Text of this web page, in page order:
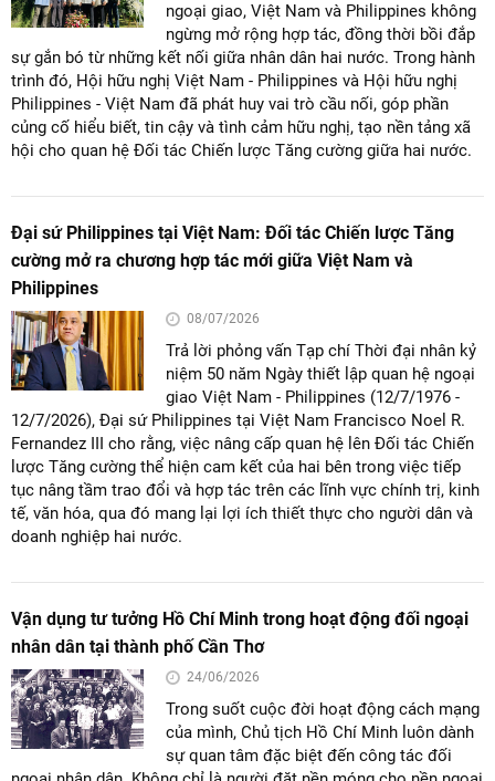
ngoại giao, Việt Nam và Philippines không
ngừng mở rộng hợp tác, đồng thời bồi đắp
sự gắn bó từ những kết nối giữa nhân dân hai nước. Trong hành
trình đó, Hội hữu nghị Việt Nam - Philippines và Hội hữu nghị
Philippines - Việt Nam đã phát huy vai trò cầu nối, góp phần
củng cố hiểu biết, tin cậy và tình cảm hữu nghị, tạo nền tảng xã
hội cho quan hệ Đối tác Chiến lược Tăng cường giữa hai nước.
Đại sứ Philippines tại Việt Nam: Đối tác Chiến lược Tăng
cường mở ra chương hợp tác mới giữa Việt Nam và
Philippines
08/07/2026
Trả lời phỏng vấn Tạp chí Thời đại nhân kỷ
niệm 50 năm Ngày thiết lập quan hệ ngoại
giao Việt Nam - Philippines (12/7/1976 -
12/7/2026), Đại sứ Philippines tại Việt Nam Francisco Noel R.
Fernandez III cho rằng, việc nâng cấp quan hệ lên Đối tác Chiến
lược Tăng cường thể hiện cam kết của hai bên trong việc tiếp
tục nâng tầm trao đổi và hợp tác trên các lĩnh vực chính trị, kinh
tế, văn hóa, qua đó mang lại lợi ích thiết thực cho người dân và
doanh nghiệp hai nước.
Vận dụng tư tưởng Hồ Chí Minh trong hoạt động đối ngoại
nhân dân tại thành phố Cần Thơ
24/06/2026
Trong suốt cuộc đời hoạt động cách mạng
của mình, Chủ tịch Hồ Chí Minh luôn dành
sự quan tâm đặc biệt đến công tác đối